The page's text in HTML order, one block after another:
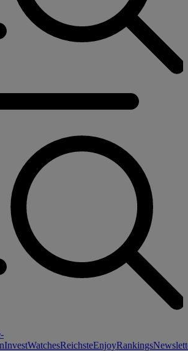
InvestWatchesReichsteEnjoyRankings